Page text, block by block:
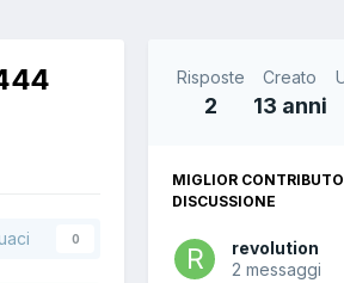
0
Risposte
2
Creato
13 anni
MIGLIOR
DISCUSSIONE
revolution
2 messaggi